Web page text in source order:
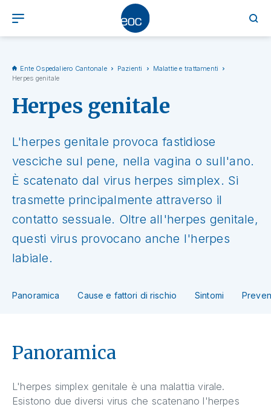
Ente Ospedaliero Cantonale Pazienti
Malattie e trattamenti
Herpes genitale
Herpes genitale
L'herpes genitale provoca fastidiose
vesciche sul pene, nella vagina o sull'ano.
È scatenato dal virus herpes simplex. Si
trasmette principalmente attraverso il
contatto sessuale. Oltre all'herpes genitale,
questi virus provocano anche l'herpes
labiale.
Panoramica Cause e fattori di rischio Sintomi
Panoramica
L'herpes simplex genitale è una malattia virale.
Esistono due diversi virus che scatenano l'herpes